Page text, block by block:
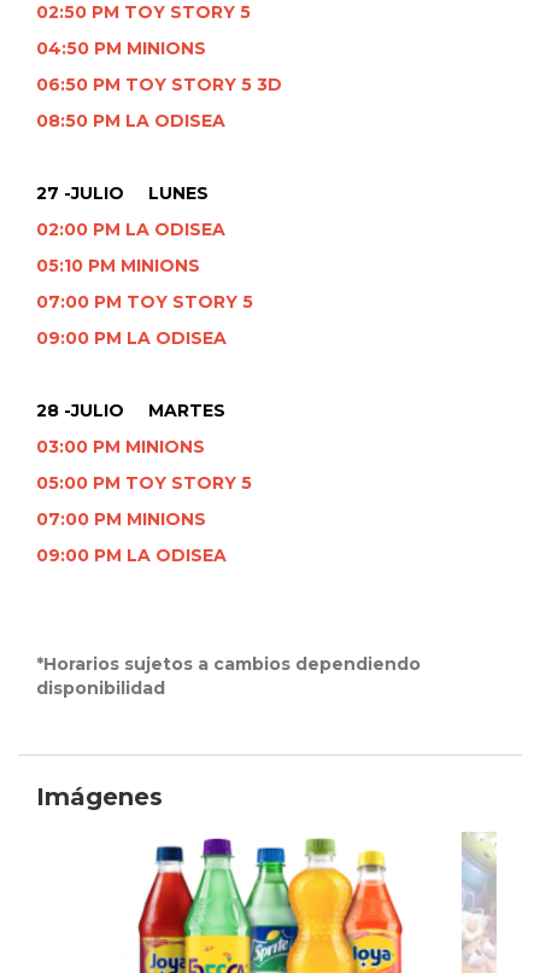
02:50 PM TOY STORY 5
04:50 PM MINIONS
06:50 PM TOY STORY 5 3D
08:50 PM LA ODISEA
27 -JULIO LUNES
02:00 PM LA ODISEA
05:10 PM MINIONS
07:00 PM TOY STORY 5
09:00 PM LA ODISEA
28 -JULIO MARTES
03:00 PM MINIONS
05:00 PM TOY STORY 5
07:00 PM MINIONS
09:00 PM LA ODISEA
*Horarios sujetos a cambios dependiendo
disponibilidad
Imágenes